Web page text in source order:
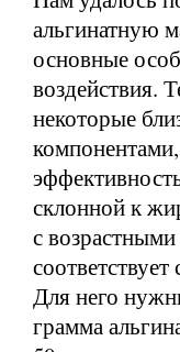
альгинатную
основные
воздействия.
некоторые
склонной к
с
Для него
грамма